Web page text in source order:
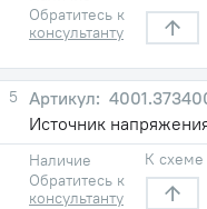
Обратитесь к
консультанту
5
Источник
Наличие
Обратитесь к
консультанту
К схеме